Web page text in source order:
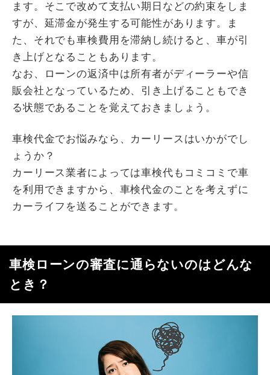
ます。そこで改めて支払い期日などの約束をしま
すが、延滞金が発生する可能性があります。ま
た、それでも車検費用を滞納し続けると、車が引
き上げとなることもあります。
なお、ローンの返済中は所有者がディーラーや信
販会社となっているため、引き上げることもでき
る状態であることを覚えておきましょう。
車検代金でお悩みなら、カーリースはいかがでし
ょうか？
カーリース業者によっては車検代もコミコミで車
を利用できますから、車検代金のことを考えずに
カーライフを送ることができます。
車検ローンの審査に通らないのはどんな
とき？